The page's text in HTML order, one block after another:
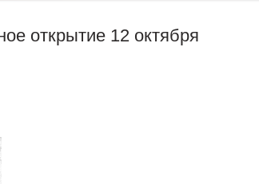
открытие 12 октября